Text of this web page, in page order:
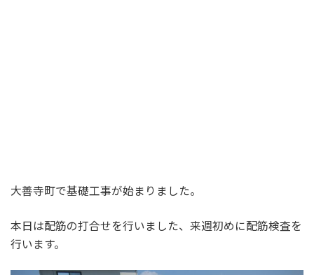
大善寺町で基礎工事が始まりました。
本日は配筋の打合せを行いました、来週初めに配筋検査を
行います。